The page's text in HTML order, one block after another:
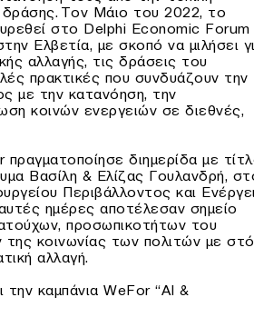
Toν Μάιο του 2022, το
στο Delphi Economic Forum
Ελβετία, με σκοπό να μιλήσει
αλλαγής, τις δράσεις του
πρακτικές που συνδυάζουν την
με την κατανόηση, την
κοινών ενεργειών σε διεθνές,
διημερίδα με
Βασίλη & Ελίζας Γουλανδρή,
Περιβάλλοντος και
ημέρες αποτέλεσαν σημείο
προσωπικοτήτων του
κοινωνίας των πολιτών με
αλλαγή.
καμπάνια WeFor “AI &